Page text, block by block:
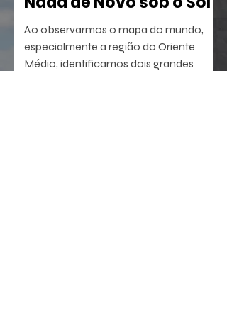
Ao observarmos o mapa do mundo,
especialmente a região do Oriente
Médio, identificamos dois grandes